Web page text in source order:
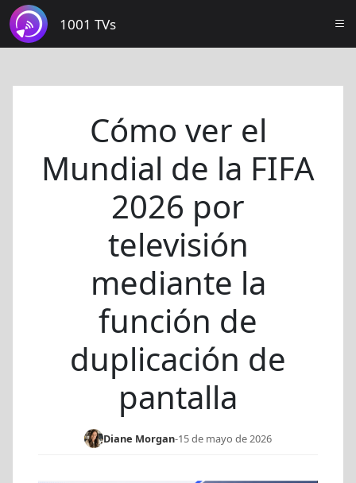
1001 TVs
Cómo ver el
Mundial de la FIFA
2026 por
televisión
mediante la
función de
duplicación de
pantalla
Diane Morgan-15 de mayo de 2026